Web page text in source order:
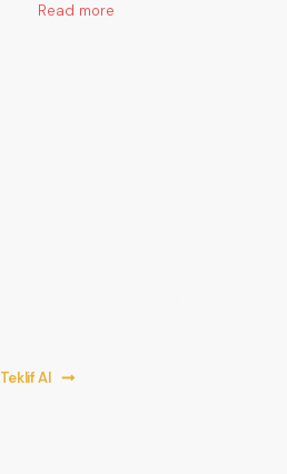
Read more
Teklif Al